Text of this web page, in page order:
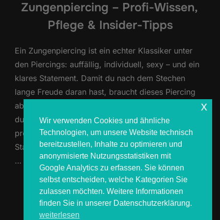
Zungenpiercing – Profi-Wissen,
Pflege & Insider-Tipps
Ein Zungenpiercing ist ein echter Klassiker unter
den Piercings: auffällig, individuell, sexy – und ein
klares Statement. Damit du nach dem Stechen
lange Freude daran hast, braucht dieses Piercing
aber eine ganz besondere Pflege. Hier bekommst
du alle wichtigen Infos aus Sicht eines
professionellen Piercers: von Schwellung über
Stablänge bis hin zu Ernährungstipps. Direkt nach
…
MEHRÜBER „ZUNGENPIERCING –
LESEN
Wir verwenden Cookies und ähnliche
Technologien, um unsere Website technisch
bereitzustellen, Inhalte zu optimieren und
anonymisierte Nutzungsstatistiken mit
Google Analytics zu erfassen. Sie können
selbst entscheiden, welche Kategorien Sie
zulassen möchten. Weitere Informationen
finden Sie in unserer Datenschutzerklärung.
weiterlesen
x